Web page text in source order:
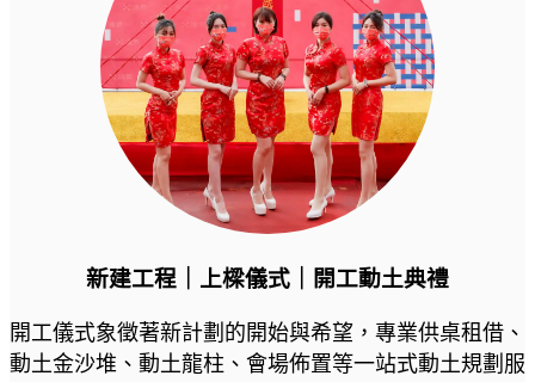
新建工程｜上樑儀式｜開工動土典禮
開工儀式象徵著新計劃的開始與希望，專業供桌租借、
動土金沙堆、動土龍柱、會場佈置等一站式動土規劃服